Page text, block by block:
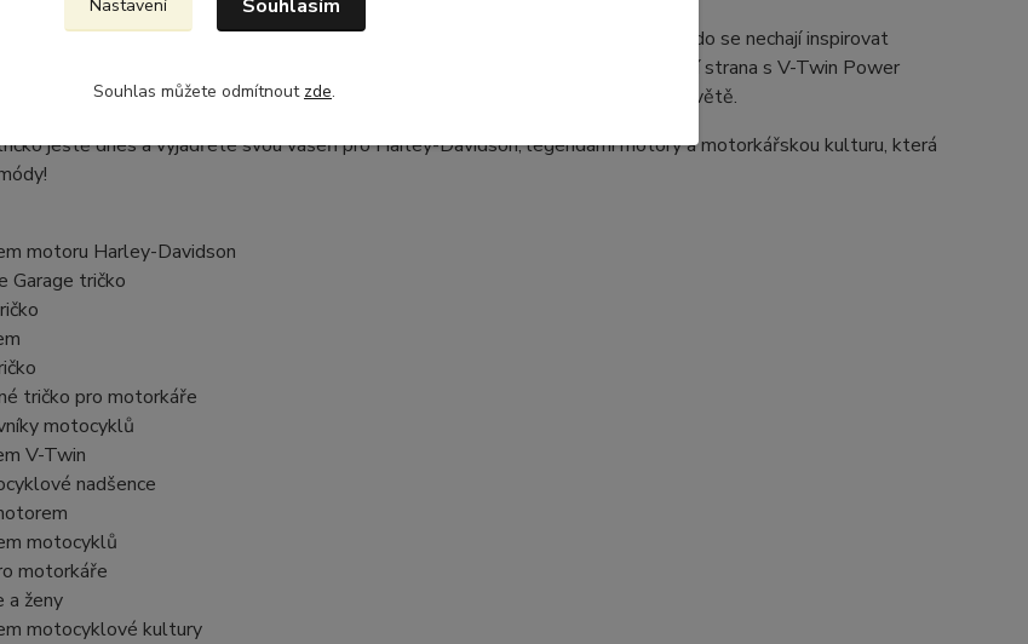
vysoké gramáže s oboustranným potiskem je perfektní volbou pro všechny, kdo se nechají inspirovat
Harley-Davidson. Potisk na přední straně s motorem Harley-Davidson a zadní strana s V-Twin Power
vás propojí s historií a odkazem jedné z nejikoničtějších motocyklových značek na světě.
ještě dnes a vyjádřete svou vášeň pro Harley-Davidson, legendární motory a motorkářskou kulturu, která
motoru Harley-Davidson
Garage tričko
tričko pro motorkáře
motocyklů
V-Twin
nadšence
motocyklů
motorkáře
a ženy
motocyklové kultury
Nastavení Souhlasím
Souhlas můžete odmítnout zde.